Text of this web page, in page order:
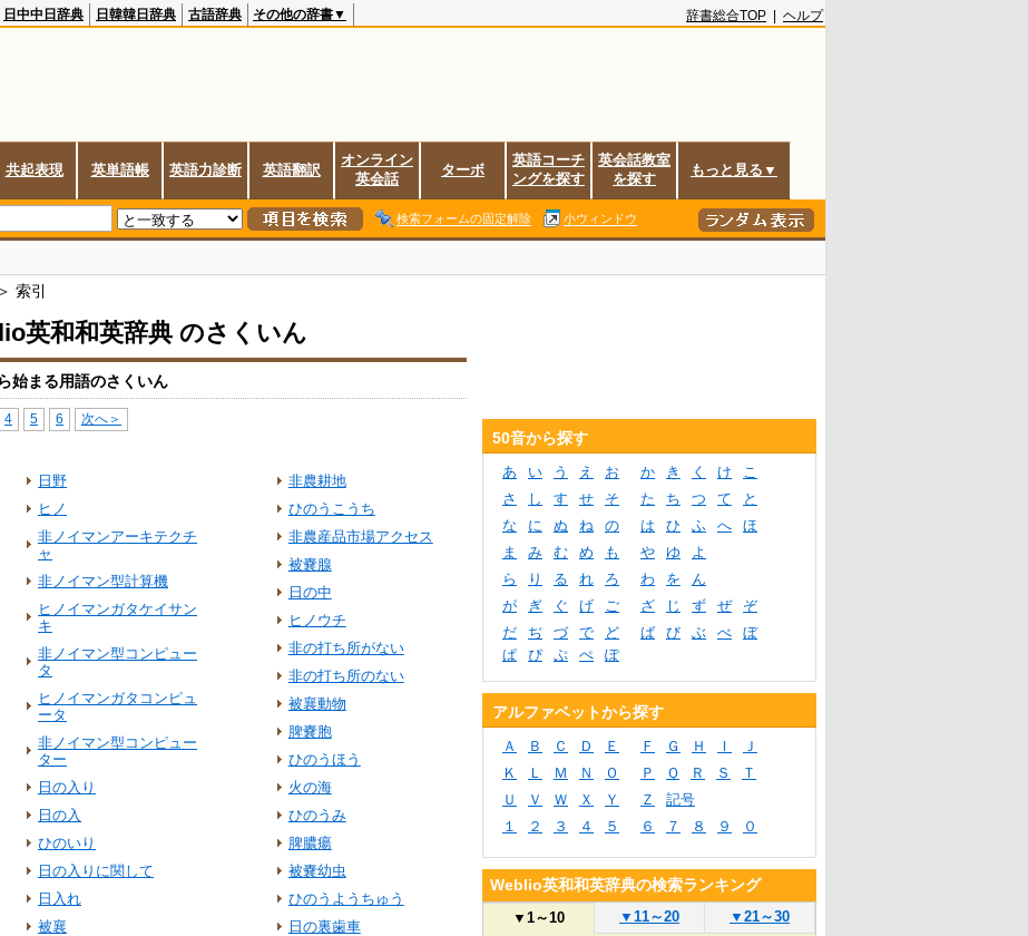
日中中日辞典 日韓韓日辞典 古語辞典 その他の辞書▼ 辞書総合TOP ヘルプ
共起表現 英単語帳 英語力診断 英語翻訳
オンライン
英会話
ターボ
英語コーチ
ングを探す
英会話教室
を探す
もっと見る▼
検索フォームの固定解除 小ウィンドウ
＞ 索引
英和和英辞典 のさくいん
始まる用語のさくいん
4 5 6 次へ＞
日野
ヒノ
非ノイマンアーキテクチ
ャ
非ノイマン型計算機
ヒノイマンガタケイサン
キ
非ノイマン型コンピュー
タ
ヒノイマンガタコンピュ
ータ
非ノイマン型コンピュー
ター
日の入り
日の入
ひのいり
日の入りに関して
日入れ
被襄
非農耕地
ひのうこうち
非農産品市場アクセス
被嚢腺
日の中
ヒノウチ
非の打ち所がない
非の打ち所のない
被襄動物
脾嚢胞
ひのうほう
火の海
ひのうみ
脾膿瘍
被嚢幼虫
ひのうようちゅう
日の裏歯車
50音から探す
あ い う え お か き く け
こ
さ
し す せ そ た ち つ て
と
な
に ぬ ね の は ひ ふ へ
ほ
ま
み む め も や ゆ
よ
ら
り る れ ろ わ を
ん
が
ぎ ぐ げ ご ざ じ ず ぜ
ぞ
だ
ぢ づ で ど ば び ぶ べ
ぼ
ぱ
ぴ ぷ ぺ ぽ
アルファベットから探す
Ａ Ｂ Ｃ Ｄ Ｅ Ｆ Ｇ Ｈ Ｉ
Ｊ
Ｋ
Ｌ Ｍ Ｎ Ｏ Ｐ Ｑ Ｒ Ｓ
Ｔ
Ｕ
Ｖ Ｗ Ｘ Ｙ Ｚ
記号
１
２ ３ ４ ５ ６ ７ ８ ９ ０
Weblio英和和英辞典の検索ランキング
▼ 1～10 ▼ 11～20 ▼ 21～30